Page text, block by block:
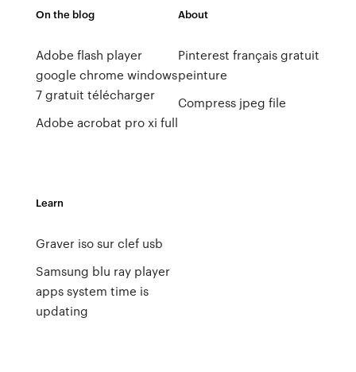
On the blog
Adobe flash player
google chrome windows
7 gratuit télécharger
Adobe acrobat pro xi full
About
Pinterest français gratuit
peinture
Compress jpeg file
Learn
Graver iso sur clef usb
Samsung blu ray player
apps system time is
updating